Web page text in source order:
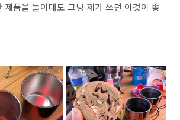
제품을 들이대도 그냥 제가 쓰던 이것이 좋